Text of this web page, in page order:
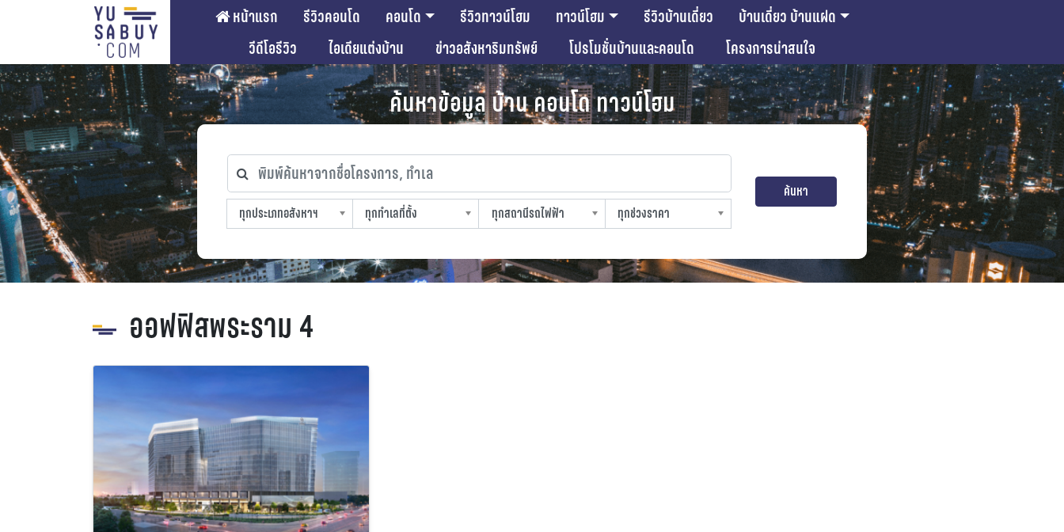
หน้าแรก รีวิวคอนโด คอนโด รีวิวทาวน์โฮม ทาวน์โฮม รีวิวบ้านเดี่ยว
บ้านเดี่ยว บ้านแฝด
วีดีโอรีวิว
ไอเดียแต่งบ้าน ข่าวอสังหาริมทรัพย์ โปรโมชั่นบ้านและคอนโด โครงการน่าสนใจ
ค้นหาข้อมูล บ้าน คอนโด ทาวน์โฮม
พิมพ์ค้นหาจากชื่อโครงการ, ทำเล
ทุกประเภทอสังหาฯ
ทุกประเภทอสังหาฯ
ทุกทำเลที่ตั้ง
ทุกทำเลที่ตั้ง
ทุกสถานีรถไฟฟ้า
ทุกสถานีรถไฟฟ้า
ทุกช่วงราคา
ทุกช่วงราคา
ค้นหา
ออฟฟิสพระราม 4